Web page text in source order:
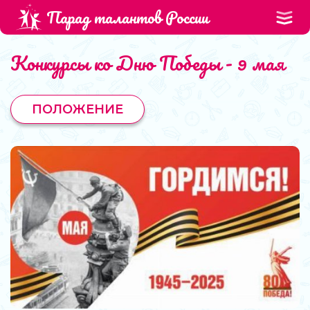
Парад талантов России
Конкурсы ко Дню Победы - 9 мая
ПОЛОЖЕНИЕ